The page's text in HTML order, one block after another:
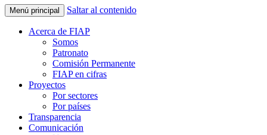
Menú principal Saltar al contenido
Acerca de FIAP
Somos
Patronato
Comisión Permanente
FIAP en cifras
Proyectos
Por sectores
Por países
Transparencia
Comunicación